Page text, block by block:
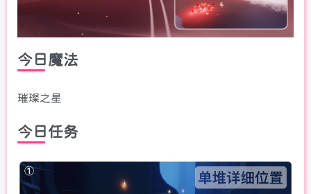
今日魔法
璀璨之星
今日任务